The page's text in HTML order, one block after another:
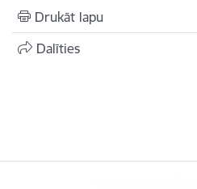
Drukāt lapu
Dalīties